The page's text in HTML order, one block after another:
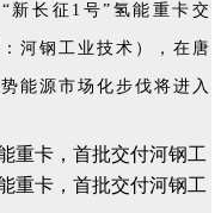
新长征1号”氢能重卡交
河钢工业技术），在唐
能源市场化步伐将进入